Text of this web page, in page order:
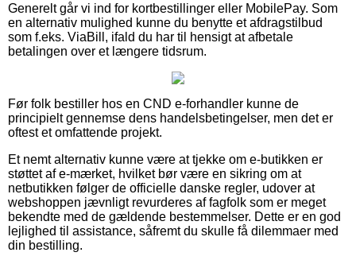
Generelt går vi ind for kortbestillinger eller MobilePay. Som
en alternativ mulighed kunne du benytte et afdragstilbud
som f.eks. ViaBill, ifald du har til hensigt at afbetale
betalingen over et længere tidsrum.
Før folk bestiller hos en CND e-forhandler kunne de
principielt gennemse dens handelsbetingelser, men det er
oftest et omfattende projekt.
Et nemt alternativ kunne være at tjekke om e-butikken er
støttet af e-mærket, hvilket bør være en sikring om at
netbutikken følger de officielle danske regler, udover at
webshoppen jævnligt revurderes af fagfolk som er meget
bekendte med de gældende bestemmelser. Dette er en god
lejlighed til assistance, såfremt du skulle få dilemmaer med
din bestilling.